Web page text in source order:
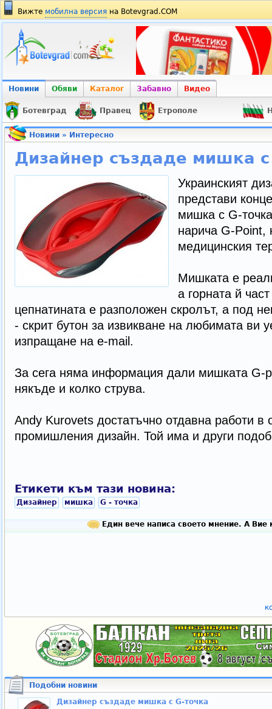
Вижте мобилна версия на Botevgrad.COM
Новини Обяви Каталог Забавно Видео
Ботевград Правец Етрополе
Новини» Интересно
Дизайнер създаде мишка с
Украинският
представи
мишка с G-
нарича G-Point,
медицинския
Мишката е
а горната й
цепнатината е разположен скролът, а под
- скрит бутон за извикване на любимата ви
изпращане на e-mail.
За сега няма информация дали мишката G-
някъде и колко струва.
Andy Kurovets достатъчно отдавна работи в
промишления дизайн. Той има и други
Етикети към тази новина:
Дизайнер мишка G - точка
Един вече написа своето мнение. А Вие
Подобни новини
Дизайнер създаде мишка с G-точка